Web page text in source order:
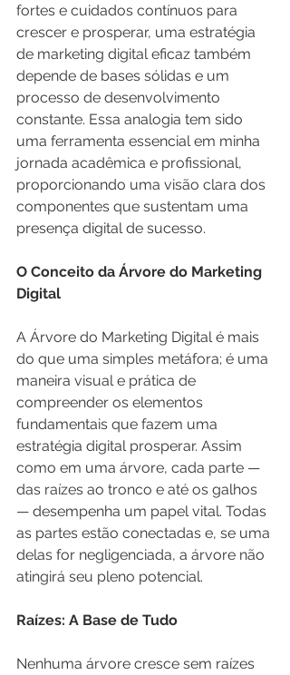
fortes e cuidados contínuos para
crescer e prosperar, uma estratégia
de marketing digital eficaz também
depende de bases sólidas e um
processo de desenvolvimento
constante. Essa analogia tem sido
uma ferramenta essencial em minha
jornada acadêmica e profissional,
proporcionando uma visão clara dos
componentes que sustentam uma
presença digital de sucesso.
O Conceito da Árvore do Marketing
Digital
A Árvore do Marketing Digital é mais
do que uma simples metáfora; é uma
maneira visual e prática de
compreender os elementos
fundamentais que fazem uma
estratégia digital prosperar. Assim
como em uma árvore, cada parte —
das raízes ao tronco e até os galhos
— desempenha um papel vital. Todas
as partes estão conectadas e, se uma
delas for negligenciada, a árvore não
atingirá seu pleno potencial.
Raízes: A Base de Tudo
Nenhuma árvore cresce sem raízes